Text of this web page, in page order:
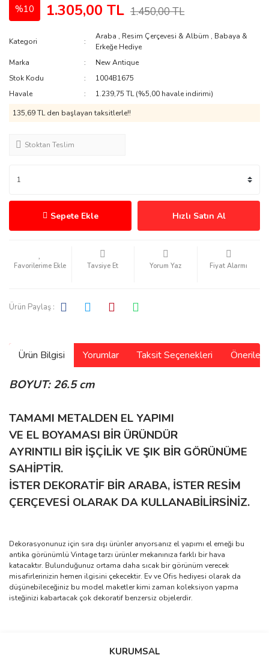
%10 1.305,00 TL 1.450,00 TL
Kategori
Araba , Resim Çerçevesi & Albüm , Babaya &
Erkeğe Hediye
Marka
New Antique
Stok Kodu
1004B1675
Havale
1.239,75 TL (%5,00 havale indirimi)
135,69 TL den başlayan taksitlerle!!
Stoktan Teslim
Sepete Ekle Hızlı Satın Al
Tavsiye Et Yorum Yaz Fiyat Alarmı
Ürün Paylaş :
Ürün Bilgisi Yorumlar Taksit Seçenekleri
BOYUT: 26.5 cm
TAMAMI METALDEN EL YAPIMI
VE EL BOYAMASI BİR ÜRÜNDÜR
AYRINTILI BİR İŞÇİLİK VE ŞIK BİR GÖRÜNÜME
SAHİPTİR.
İSTER DEKORATİF BİR ARABA, İSTER RESİM
ÇERÇEVESİ OLARAK DA KULLANABİLİRSİNİZ.
Dekorasyonunuz için sıra dışı ürünler arıyorsanız el yapımı el emeği bu
antika görünümlü Vintage tarzı ürünler mekanınıza farklı bir hava
katacaktır. Bulunduğunuz ortama daha sıcak bir görünüm verecek
misafirlerinizin hemen ilgisini çekecektir. Ev ve Ofis hediyesi olarak da
düşünebileceğiniz bu model maketler kimi zaman koleksiyon yapma
isteğinizi kabartacak çok dekoratif benzersiz objelerdir.
Bu ürüne ilk yorumu siz yapın!
KURUMSAL